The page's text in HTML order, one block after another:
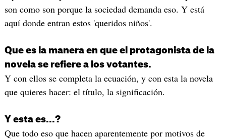
son como son porque la sociedad demanda eso. Y está
aquí donde entran estos 'queridos niños'.
Que es la manera en que el protagonista de la
novela se refiere a los votantes.
Y con ellos se completa la ecuación, y con esta la novela
que quieres hacer: el título, la significación.
Y esta es...?
Que todo eso que hacen aparentemente por motivos de